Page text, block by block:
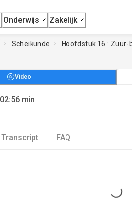
Onderwijs Zakelijk
Scheikunde Hoofdstuk 16 :
Video
02:56 min
Transcript FAQ
Loading...